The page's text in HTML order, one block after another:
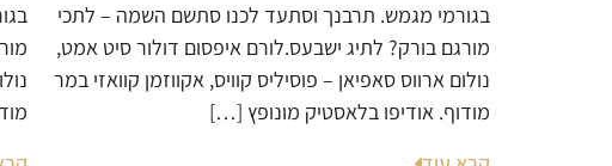
בגורמי מגמש. תרבנך וסתעד לכנו סתשם השמה – לתכי
מורגם בורק? לתיג ישבעס.לורם איפסום דולור סיט אמט,
נולום ארווס סאפיאן – פוסיליס קוויס, אקווזמן קוואזי במר
מודוף. אודיפו בלאסטיק מונופץ […]